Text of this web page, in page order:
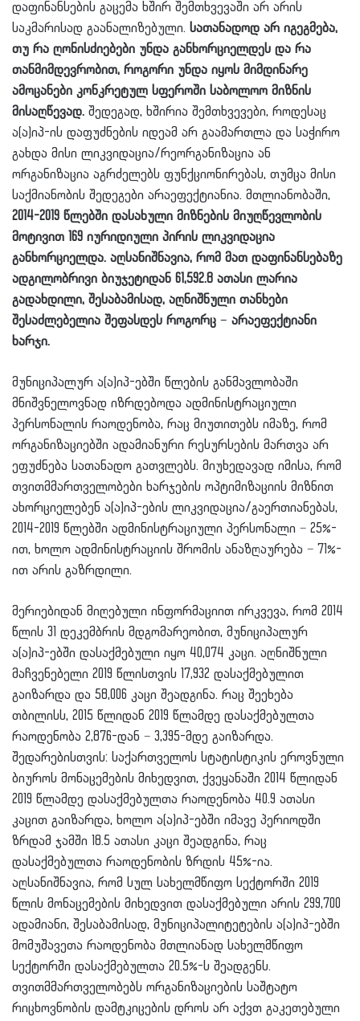
დაფინანსების გაცემა ხშირ შემთხვევაში არ არის
საკმარისად გაანალიზებული. სათანადოდ არ იგეგმება,
თუ რა ღონისძიებები უნდა განხორციელდეს და რა
თანმიმდევრობით, როგორი უნდა იყოს მიმდინარე
ამოცანები კონკრეტულ სფეროში საბოლოო მიზნის
მისაღწევად. შედეგად, ხშირია შემთხვევები, როდესაც
ა(ა)იპ-ის დაფუძნების იდეამ არ გაამართლა და საჭირო
გახდა მისი ლიკვიდაცია/რეორგანიზაცია ან
ორგანიზაცია აგრძელებს ფუნქციონირებას, თუმცა მისი
საქმიანობის შედეგები არაეფექტიანია. მთლიანობაში,
2014-2019 წლებში დასახული მიზნების მიუღწევლობის
მოტივით 169 იურიდიული პირის ლიკვიდაცია
განხორციელდა. აღსანიშნავია, რომ მათ დაფინანსებაზე
ადგილობრივი ბიუჯეტიდან 61,592.8 ათასი ლარია
გადახდილი, შესაბამისად, აღნიშნული თანხები
შესაძლებელია შეფასდეს როგორც − არაეფექტიანი
ხარჯი.
მუნიციპალურ ა(ა)იპ-ებში წლების განმავლობაში
მნიშვნელოვნად იზრდებოდა ადმინისტრაციული
პერსონალის რაოდენობა, რაც მიუთითებს იმაზე, რომ
ორგანიზაციებში ადამიანური რესურსების მართვა არ
ეფუძნება სათანადო გათვლებს. მიუხედავად იმისა, რომ
თვითმმართველობები ხარჯების ოპტიმიზაციის მიზნით
ახორციელებენ ა(ა)იპ-ების ლიკვიდაცია/გაერთიანებას,
2014-2019 წლებში ადმინისტრაციული პერსონალი − 25%-
ით, ხოლო ადმინისტრაციის შრომის ანაზღაურება − 71%-
ით არის გაზრდილი.
მერიებიდან მიღებული ინფორმაციით ირკვევა, რომ 2014
წლის 31 დეკემბრის მდგომარეობით, მუნიციპალურ
ა(ა)იპ-ებში დასაქმებული იყო 40,074 კაცი. აღნიშნული
მაჩვენებელი 2019 წლისთვის 17,932 დასაქმებულით
გაიზარდა და 58,006 კაცი შეადგინა. რაც შეეხება
თბილისს, 2015 წლიდან 2019 წლამდე დასაქმებულთა
რაოდენობა 2,876-დან − 3,395-მდე გაიზარდა.
შედარებისთვის: საქართველოს სტატისტიკის ეროვნული
ბიუროს მონაცემების მიხედვით, ქვეყანაში 2014 წლიდან
2019 წლამდე დასაქმებულთა რაოდენობა 40.9 ათასი
კაცით გაიზარდა, ხოლო ა(ა)იპ-ებში იმავე პერიოდში
ზრდამ ჯამში 18.5 ათასი კაცი შეადგინა, რაც
დასაქმებულთა რაოდენობის ზრდის 45%-ია.
აღსანიშნავია, რომ სულ სახელმწიფო სექტორში 2019
წლის მონაცემების მიხედვით დასაქმებული არის 299,700
ადამიანი, შესაბამისად, მუნიციპალიტეტების ა(ა)იპ-ებში
მომუშავეთა რაოდენობა მთლიანად სახელმწიფო
სექტორში დასაქმებულთა 20.5%-ს შეადგენს.
თვითმმართველობებს ორგანიზაციების საშტატო
რიცხოვნობის დამტკიცების დროს არ აქვთ გაკეთებული